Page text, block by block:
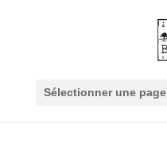
Sélectionner une page